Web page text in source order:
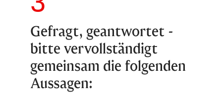
Gefragt, geantwortet -
bitte vervollständigt
gemeinsam die folgenden
Aussagen: